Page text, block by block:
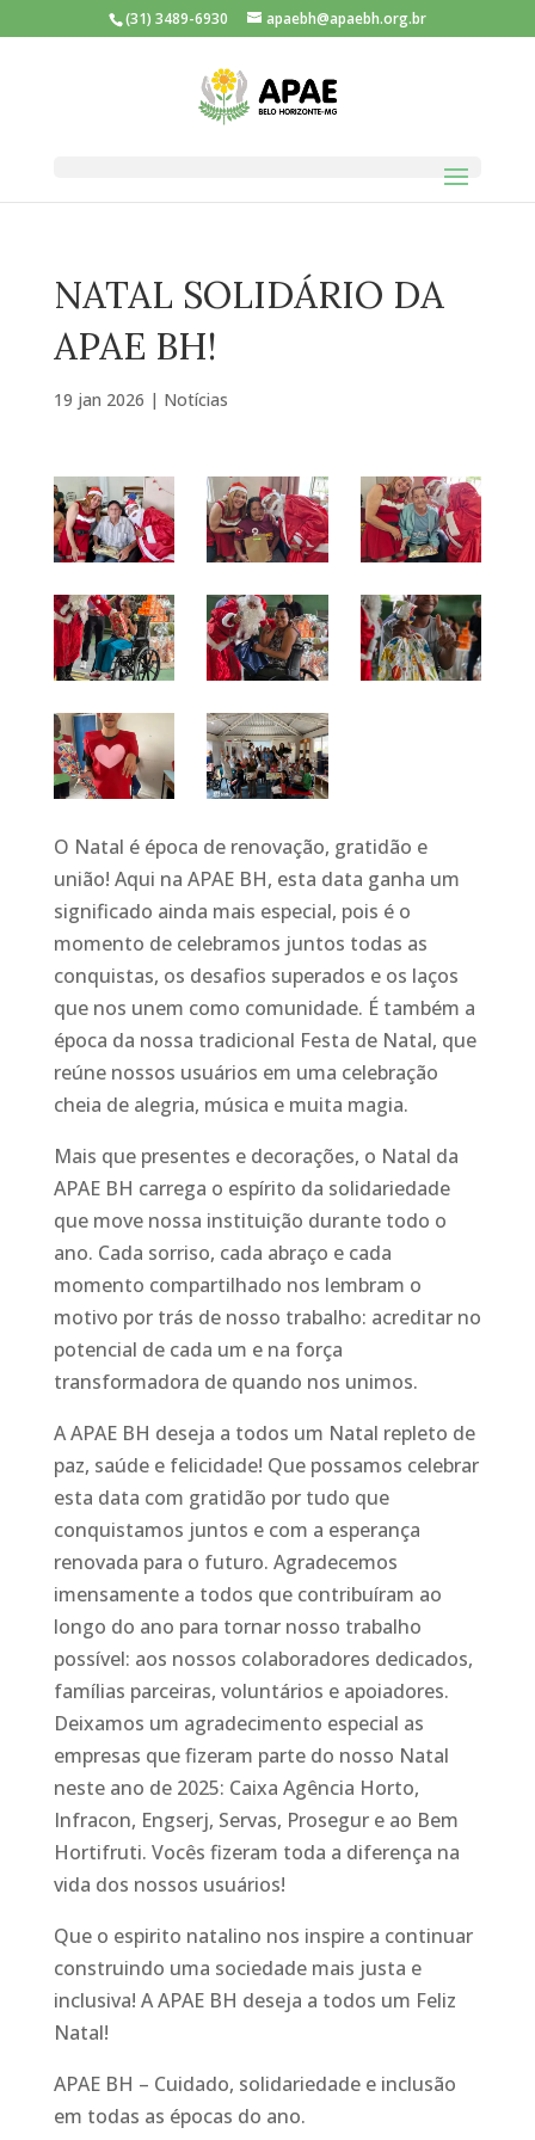
(31) 3489-6930 apaebh@apaebh.org.br
NATAL SOLIDÁRIO DA
APAE BH!
19 jan 2026 | Notícias
O Natal é época de renovação, gratidão e
união! Aqui na APAE BH, esta data ganha um
significado ainda mais especial, pois é o
momento de celebramos juntos todas as
conquistas, os desafios superados e os laços
que nos unem como comunidade. É também a
época da nossa tradicional Festa de Natal, que
reúne nossos usuários em uma celebração
cheia de alegria, música e muita magia.
Mais que presentes e decorações, o Natal da
APAE BH carrega o espírito da solidariedade
que move nossa instituição durante todo o
ano. Cada sorriso, cada abraço e cada
momento compartilhado nos lembram o
motivo por trás de nosso trabalho: acreditar no
potencial de cada um e na força
transformadora de quando nos unimos.
A APAE BH deseja a todos um Natal repleto de
paz, saúde e felicidade! Que possamos celebrar
esta data com gratidão por tudo que
conquistamos juntos e com a esperança
renovada para o futuro. Agradecemos
imensamente a todos que contribuíram ao
longo do ano para tornar nosso trabalho
possível: aos nossos colaboradores dedicados,
famílias parceiras, voluntários e apoiadores.
Deixamos um agradecimento especial as
empresas que fizeram parte do nosso Natal
neste ano de 2025: Caixa Agência Horto,
Infracon, Engserj, Servas, Prosegur e ao Bem
Hortifruti. Vocês fizeram toda a diferença na
vida dos nossos usuários!
Que o espirito natalino nos inspire a continuar
construindo uma sociedade mais justa e
inclusiva! A APAE BH deseja a todos um Feliz
Natal!
APAE BH – Cuidado, solidariedade e inclusão
em todas as épocas do ano.